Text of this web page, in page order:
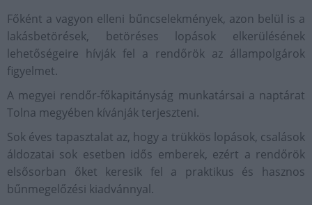
Főként a vagyon elleni bűncselekmények, azon belül is a
lakásbetörések, betöréses lopások elkerülésének
lehetőségeire hívják fel a rendőrök az állampolgárok
figyelmet.
A megyei rendőr-főkapitányság munkatársai a naptárat
Tolna megyében kívánják terjeszteni.
Sok éves tapasztalat az, hogy a trükkös lopások, csalások
áldozatai sok esetben idős emberek, ezért a rendőrök
elsősorban őket keresik fel a praktikus és hasznos
bűnmegelőzési kiadvánnyal.